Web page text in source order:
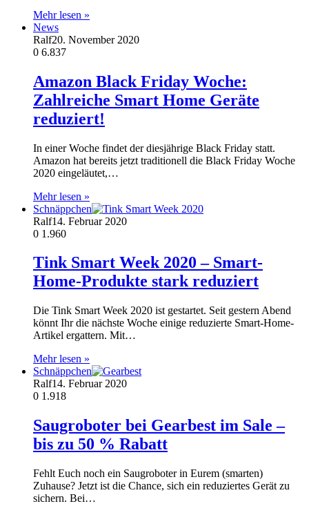
Mehr lesen »
News
Ralf20. November 2020
0 6.837
Amazon Black Friday Woche:
Zahlreiche Smart Home Geräte
reduziert!
In einer Woche findet der diesjährige Black Friday statt.
Amazon hat bereits jetzt traditionell die Black Friday Woche
2020 eingeläutet,…
Mehr lesen »
Schnäppchen
Ralf14. Februar 2020
0 1.960
Tink Smart Week 2020 – Smart-
Home-Produkte stark reduziert
Die Tink Smart Week 2020 ist gestartet. Seit gestern Abend
könnt Ihr die nächste Woche einige reduzierte Smart-Home-
Artikel ergattern. Mit…
Mehr lesen »
Schnäppchen
Ralf14. Februar 2020
0 1.918
Saugroboter bei Gearbest im Sale –
bis zu 50 % Rabatt
Fehlt Euch noch ein Saugroboter in Eurem (smarten)
Zuhause? Jetzt ist die Chance, sich ein reduziertes Gerät zu
sichern. Bei…